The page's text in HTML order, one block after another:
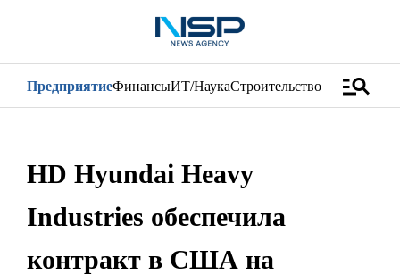
ПредприятиеФинансыИТ/НаукаСтроительство manage_search
HD Hyundai Heavy
Industries обеспечила
контракт в США на